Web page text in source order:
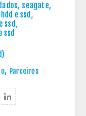
, seagate,
e ssd ,
ssd,
ssd
, Parceiros